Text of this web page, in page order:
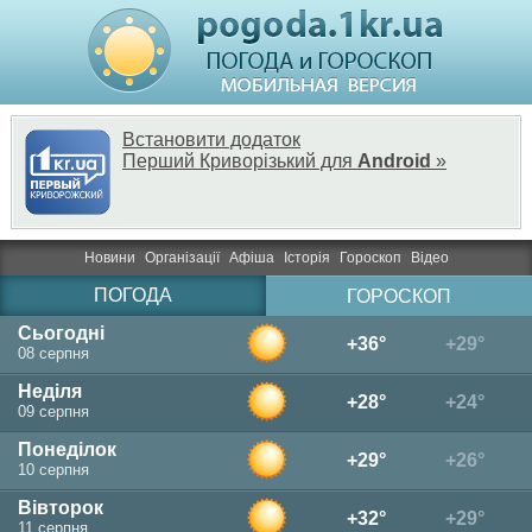
Встановити додаток
Перший Криворізький для Android »
Новини Організації Афіша Історія Гороскоп Відео
ПОГОДА
ГОРОСКОП
Сьогодні
+36° +29°
08 серпня
Неділя
+28° +24°
09 серпня
Понеділок
+29° +26°
10 серпня
Вівторок
+32° +29°
11 серпня